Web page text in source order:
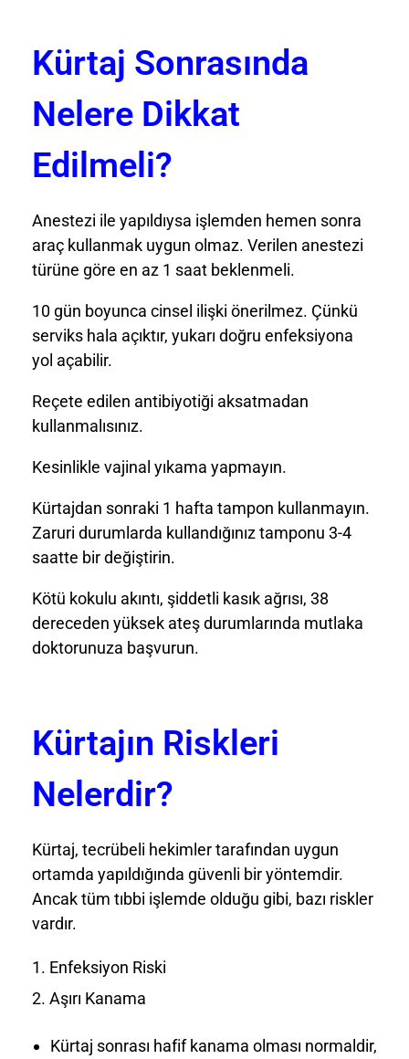
Kürtaj Sonrasında
Nelere Dikkat
Edilmeli?
Anestezi ile yapıldıysa işlemden hemen sonra
araç kullanmak uygun olmaz. Verilen anestezi
türüne göre en az 1 saat beklenmeli.
10 gün boyunca cinsel ilişki önerilmez. Çünkü
serviks hala açıktır, yukarı doğru enfeksiyona
yol açabilir.
Reçete edilen antibiyotiği aksatmadan
kullanmalısınız.
Kesinlikle vajinal yıkama yapmayın.
Kürtajdan sonraki 1 hafta tampon kullanmayın.
Zaruri durumlarda kullandığınız tamponu 3-4
saatte bir değiştirin.
Kötü kokulu akıntı, şiddetli kasık ağrısı, 38
dereceden yüksek ateş durumlarında mutlaka
doktorunuza başvurun.
Kürtajın Riskleri
Nelerdir?
Kürtaj, tecrübeli hekimler tarafından uygun
ortamda yapıldığında güvenli bir yöntemdir.
Ancak tüm tıbbi işlemde olduğu gibi, bazı riskler
vardır.
Enfeksiyon Riski
Aşırı Kanama
Kürtaj sonrası hafif kanama olması normaldir,